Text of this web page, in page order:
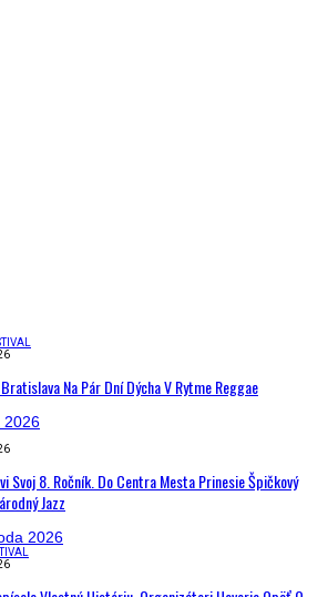
Na Pár Dní Dýcha V Rytme Reggae
Svoj 8. Ročník. Do Centra Mesta Prinesie Špičkový
Jazz